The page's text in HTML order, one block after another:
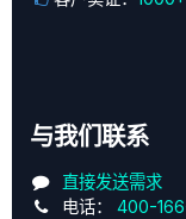
与我们联系
直接发送需求
电话： 400-